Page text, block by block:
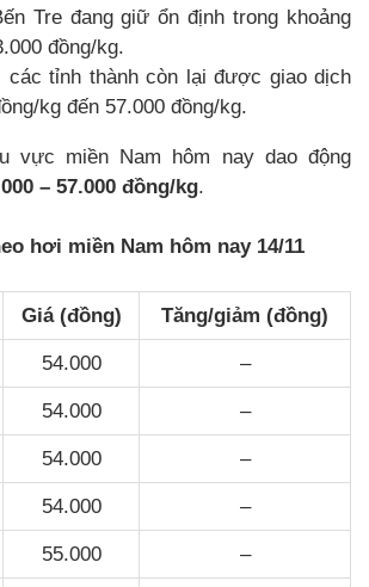
Tre đang giữ ổn định trong khoảng
đồng/kg.
các tỉnh thành còn lại được giao dịch
kg đến 57.000 đồng/kg.
vực miền Nam hôm nay dao động
– 57.000 đồng/kg.
hơi miền Nam hôm nay 14/11
Giá (đồng) Tăng/giảm (đồng)
54.000 –
54.000 –
54.000 –
54.000 –
55.000 –